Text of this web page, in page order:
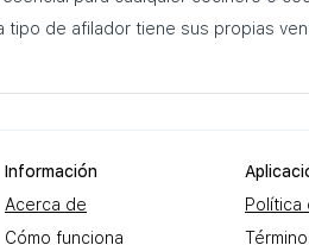
de afilador tiene sus propias
Información
Acerca de
Cómo funciona
Política